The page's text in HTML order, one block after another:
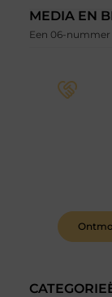
MEDIA EN
Een 06-